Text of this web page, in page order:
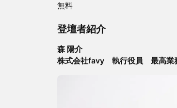
無料​
​​​​登壇者紹介
森 陽介
株式会社favy 執行役員 最高業